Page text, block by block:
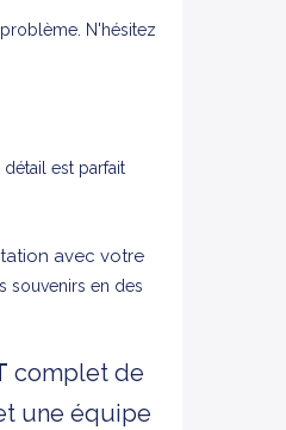
N'hésitez
est parfait
avec votre
souvenirs en des
complet de
une équipe